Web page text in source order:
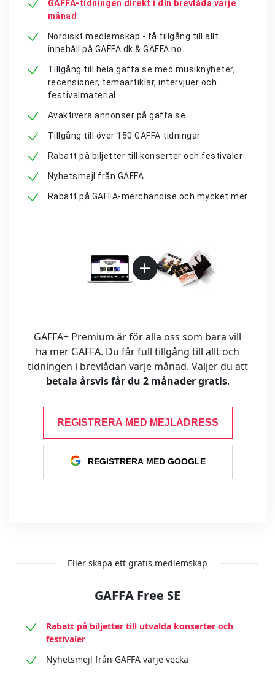
GAFFA-tidningen direkt i din brevlåda varje
månad
Nordiskt medlemskap - få tillgång till allt
innehåll på GAFFA.dk & GAFFA.no
Tillgång till hela gaffa.se med musiknyheter,
recensioner, temaartiklar, intervjuer och
festivalmaterial
Avaktivera annonser på gaffa.se
Tillgång till över 150 GAFFA tidningar
Rabatt på biljetter till konserter och festivaler
Nyhetsmejl från GAFFA
Rabatt på GAFFA-merchandise och mycket mer
GAFFA+ Premium är för alla oss som bara vill
ha mer GAFFA. Du får full tillgång till allt och
tidningen i brevlådan varje månad. Väljer du att
betala årsvis får du 2 månader gratis.
REGISTRERA MED MEJLADRESS
REGISTRERA MED GOOGLE
Eller skapa ett gratis medlemskap
GAFFA Free SE
Rabatt på biljetter till utvalda konserter och
festivaler
Nyhetsmejl från GAFFA varje vecka